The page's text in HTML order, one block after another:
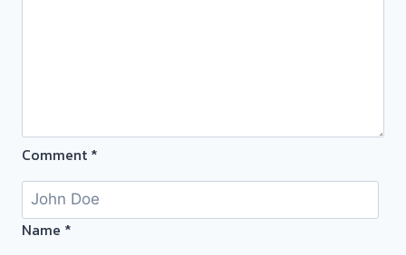
สด
ไม่
รอ
Comment *
Name *